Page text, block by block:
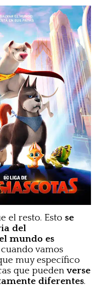
el resto. Esto se
del
mundo es
vamos
muy específico
que puedenverse
diferentes.